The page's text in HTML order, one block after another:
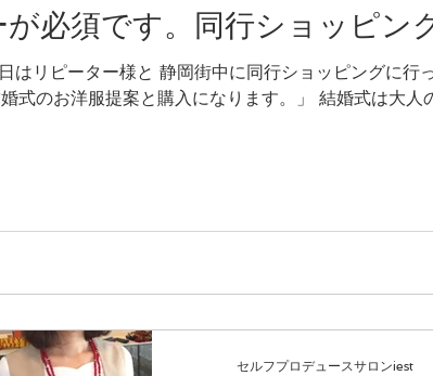
必須です。同行ショッピン
ピーター様と 静岡街中に同行ショッピングに行ってま
入になります。」 結婚式は大人の女性としてふさわしいス
セルフプロデュースサロンiest